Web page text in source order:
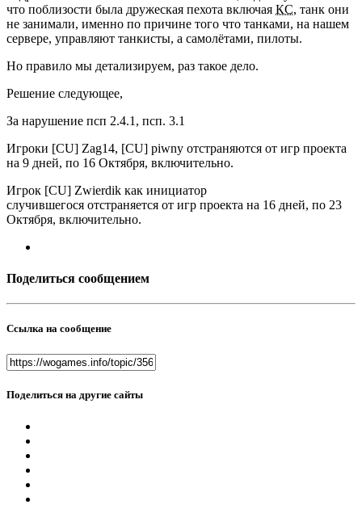
что поблизости была дружеская пехота включая КС, танк они
не занимали, именно по причине того что танками, на нашем
сервере, управляют танкисты, а самолётами, пилоты.
Но правило мы детализируем, раз такое дело.
Решение следующее,
За нарушение псп 2.4.1, псп. 3.1
Игроки [CU] Zag14, [CU] piwny отстраняются от игр проекта
на 9 дней, по 16 Октября, включительно.
Игрок [CU] Zwierdik как инициатор
случившегося отстраняется от игр проекта на 16 дней, по 23
Октября, включительно.
Поделиться сообщением
Ссылка на сообщение
Поделиться на другие сайты